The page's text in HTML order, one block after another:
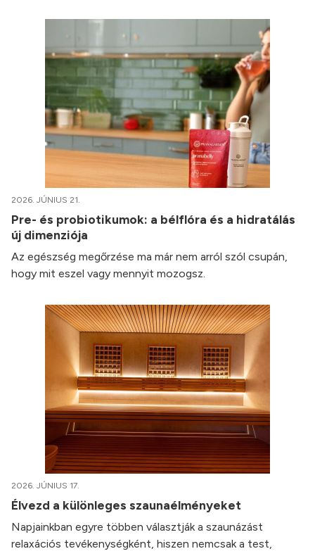
2026. JÚNIUS 21.
Pre- és probiotikumok: a bélflóra és a hidratálás
új dimenziója
Az egészség megőrzése ma már nem arról szól csupán,
hogy mit eszel vagy mennyit mozogsz.
2026. JÚNIUS 17.
Élvezd a különleges szaunaélményeket
Napjainkban egyre többen választják a szaunázást
relaxációs tevékenységként, hiszen nemcsak a test,